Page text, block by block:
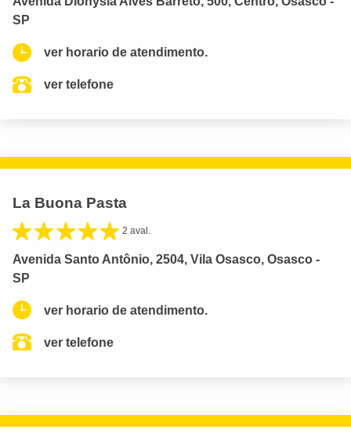
SP
ver horario de atendimento.
ver telefone
La Buona Pasta
2 aval.
Avenida Santo Antônio, 2504, Vila Osasco, Osasco -
SP
ver horario de atendimento.
ver telefone